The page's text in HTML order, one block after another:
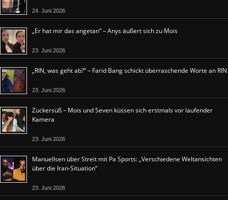
24. Juni 2026
„Er hat mir das angetan“ – Anys äußert sich zu Mois
23. Juni 2026
„RIN, was geht ab?“ – Farid Bang schickt überraschende Worte an RIN
23. Juni 2026
Zuckersüß – Mois und Seven küssen sich erstmals vor laufender
Kamera
23. Juni 2026
Manuellsen über Streit mit Pa Sports: „Verschiedene Weltansichten
über die Iran-Situation“
23. Juni 2026